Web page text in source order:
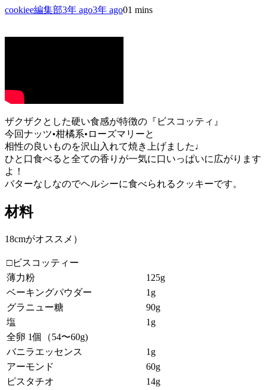
cookiee編集部3年 ago3年 ago01 mins
ザクザクとした硬い食感が特徴の『ビスコッティ』
今回ナッツ•柑橘系•ローズマリーと
相性の良いものを沢山入れて焼き上げました♩
ひと口食べると全ての香りが一気に口いっぱいに広がります
よ！
バターなしなのでヘルシーに食べられるクッキーです。
材料
18cmがオススメ）
□ビスコッティー
薄力粉
125g
ベーキングパウダー
1g
グラニュー糖
90g
塩
1g
全卵 1個（54〜60g)
バニラエッセンス
1g
アーモンド
60g
ピスタチオ
14g